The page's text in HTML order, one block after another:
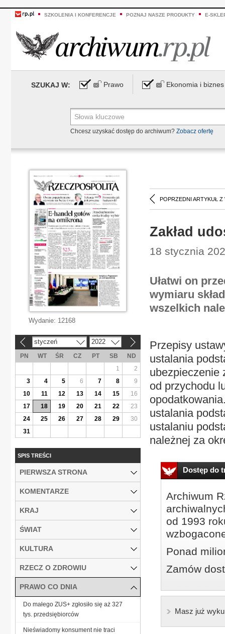
SZKOLENIA I KONFERENCJE POZNAJ NASZE PRODUKTY E-
SZUKAJ W: Prawo Ekonomia i biznes
Chcesz uzyskać dostęp do archiwum? Zobacz ofertę
POPRZEDNI ARTYKUŁ Z
Zakład
18 stycznia
Ułatwi on
wymiaru
wszelkich
Przepisy
ustalania
ubezpieczenie
od przychodu
ustalania
ustalaniu
należnej za
Dostęp do
Archiwum
od 1993
Ponad
Zamów
Masz już
Wydanie: 12168
styczeń 2022
PN WT ŚR CZ PT SB
ND
1
2
3
4 5 6 7 8
9
10
11 12 13 14 15
16
17
18 19 20 21 22
23
24
25 26 27 28 29
30
31
SPIS TREŚCI
PIERWSZA STRONA
KOMENTARZE
KRAJ
ŚWIAT
KULTURA
RZECZ O ZDROWIU
PRAWO CO DNIA
Do małego ZUS+ zgłosiło się aż 327
tys. przedsiębiorców
Nieświadomy konsument nie traci